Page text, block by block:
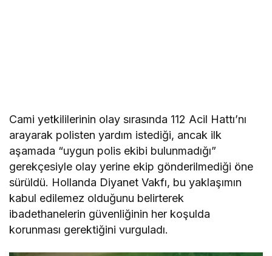
Cami yetkililerinin olay sırasında 112 Acil Hattı’nı
arayarak polisten yardım istediği, ancak ilk
aşamada “uygun polis ekibi bulunmadığı”
gerekçesiyle olay yerine ekip gönderilmediği öne
sürüldü. Hollanda Diyanet Vakfı, bu yaklaşımın
kabul edilemez olduğunu belirterek
ibadethanelerin güvenliğinin her koşulda
korunması gerektiğini vurguladı.